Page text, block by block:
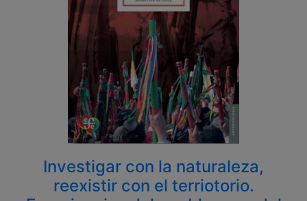
Investigar con la naturaleza,
reexistir con el terriotorio.